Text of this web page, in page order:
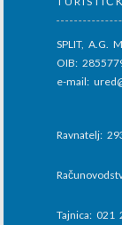
SPLIT, A.G.
OIB:
e-mail:
Ravnatelj:
Tajnica: 021